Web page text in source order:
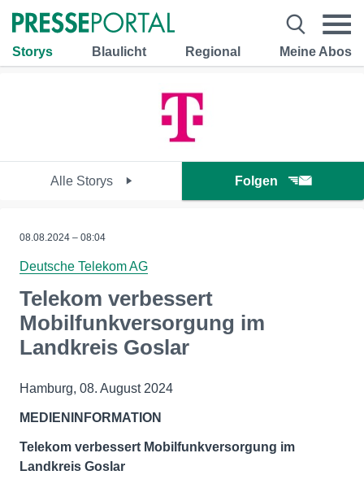
Storys Blaulicht Regional Meine Abos
Alle Storys Folgen
08.08.2024 – 08:04
Deutsche Telekom AG
Telekom verbessert
Mobilfunkversorgung im
Landkreis Goslar
Hamburg, 08. August 2024
MEDIENINFORMATION
Telekom verbessert Mobilfunkversorgung im
Landkreis Goslar